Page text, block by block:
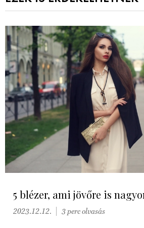
5 blézer, ami jövőre is
2023.12.12. 3 perc olvasás